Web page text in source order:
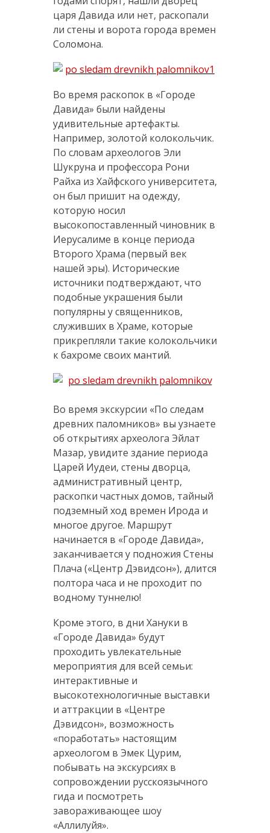
царя Давида или нет, раскопали
ли стены и ворота города времен
Соломона.
Во время раскопок в «Городе
Давида» были найдены
удивительные артефакты.
Например, золотой колокольчик.
По словам археологов Эли
Шукруна и профессора Рони
Райха из Хайфского университета,
он был пришит на одежду,
которую носил
высокопоставленный чиновник в
Иерусалиме в конце периода
Второго Храма (первый век
нашей эры). Исторические
источники подтверждают, что
подобные украшения были
популярны у священников,
служивших в Храме, которые
прикрепляли такие колокольчики
к бахроме своих мантий.
Во время экскурсии «По следам
древних паломников» вы узнаете
об открытиях археолога Эйлат
Мазар, увидите здание периода
Царей Иудеи, стены дворца,
административный центр,
раскопки частных домов, тайный
подземный ход времен Ирода и
многое другое. Маршрут
начинается в «Городе Давида»,
заканчивается у подножия Стены
Плача («Центр Дэвидсон»), длится
полтора часа и не проходит по
водному туннелю!
Кроме этого, в дни Хануки в
«Городе Давида» будут
проходить увлекательные
мероприятия для всей семьи:
интерактивные и
высокотехнологичные выставки
и аттракции в «Центре
Дэвидсон», возможность
«поработать» настоящим
археологом в Эмек Цурим,
побывать на экскурсиях в
сопровождении русскоязычного
гида и посмотреть
завораживающее шоу
«Аллилуйя».